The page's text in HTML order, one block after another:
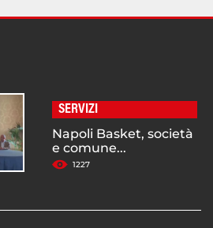
SERVIZI
Napoli Basket, società
e comune...
1227